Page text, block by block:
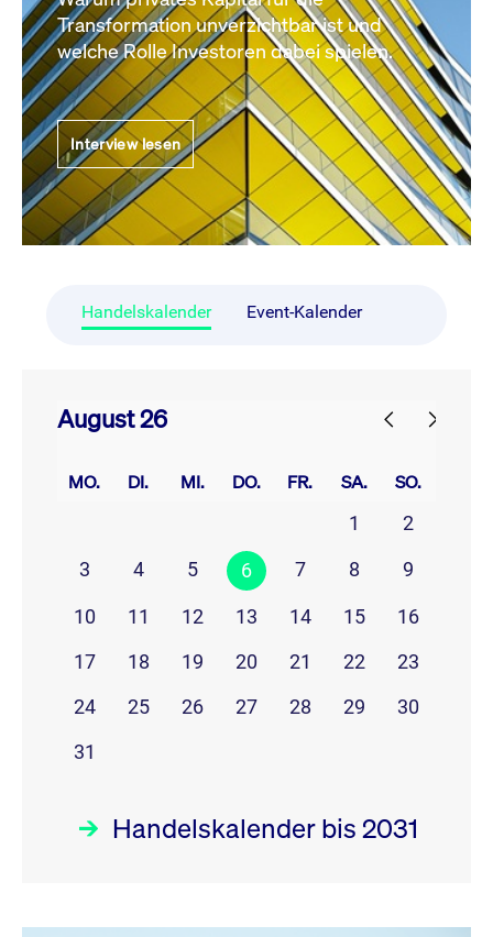
Transformation unverzichtbar ist und
welche Rolle Investoren dabei spielen.
Interview lesen
Handelskalender Event-Kalender
August 26
MO. DI. MI. DO. FR. SA. SO.
1
2
3
4 5 6 7 8 9
10 11 12 13 14 15
16
17
18 19 20 21 22
23
24
25 26 27 28 29
30
31
Handelskalender bis 2031